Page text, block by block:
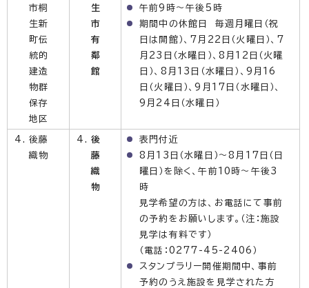
市桐
生新
町伝
統的
建造
物群
保存
地区
生
市
有
鄰
館
午前9時～午後5時
期間中の休館日 毎週月曜日（祝
日は開館）、7月22日（火曜日）、7
月23日（水曜日）、8月12日（火曜
日）、8月13日（水曜日）、9月16
日（火曜日）、9月17日（水曜日）、
9月24日（水曜日）
後藤
織物
後
藤
織
物
表門付近
8月13日（水曜日）～8月17日（日
曜日）を除く、午前10時～午後3
時
見学希望の方は、お電話にて事前
の予約をお願いします。（注：施設
見学は有料です）
（電話：0277-45-2406）
スタンプラリー開催期間中、事前
予約のうえ施設を見学された方